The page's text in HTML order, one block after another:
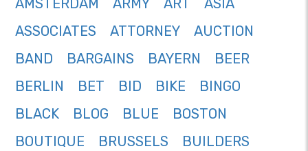
AMSTERDAM
ARMY ART
ASIA
ASSOCIATES
ATTORNEY
AUCTION
BAND
BARGAINS BAYERN
BEER
BERLIN
BET BID BIKE
BINGO
BLACK
BLOG BLUE
BOSTON
BOUTIQUE
BRUSSELS
BUILDERS